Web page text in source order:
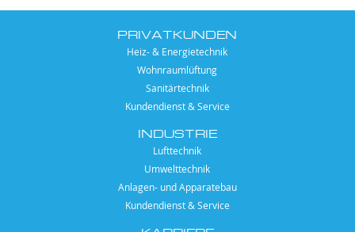
PRIVATKUNDEN
Heiz- & Energietechnik
Wohnraumlüftung
Sanitärtechnik
Kundendienst & Service
INDUSTRIE
Lufttechnik
Umwelttechnik
Anlagen- und Apparatebau
Kundendienst & Service